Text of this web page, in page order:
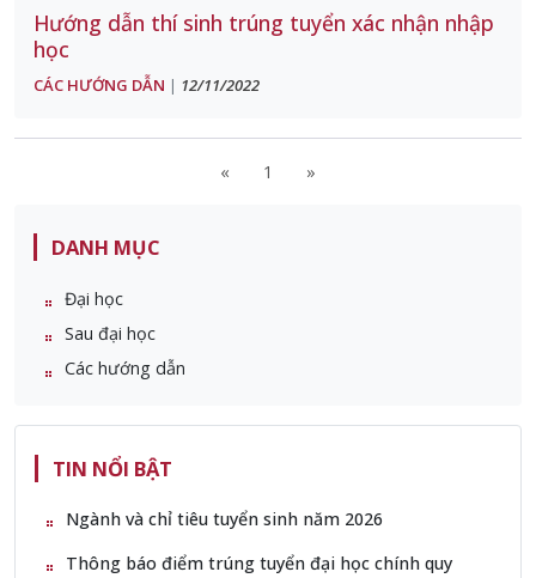
Hướng dẫn thí sinh trúng tuyển xác nhận nhập
học
CÁC HƯỚNG DẪN | 12/11/2022
« 1 »
DANH MỤC
Đại học
Sau đại học
Các hướng dẫn
TIN NỔI BẬT
Ngành và chỉ tiêu tuyển sinh năm 2026
Thông báo điểm trúng tuyển đại học chính quy